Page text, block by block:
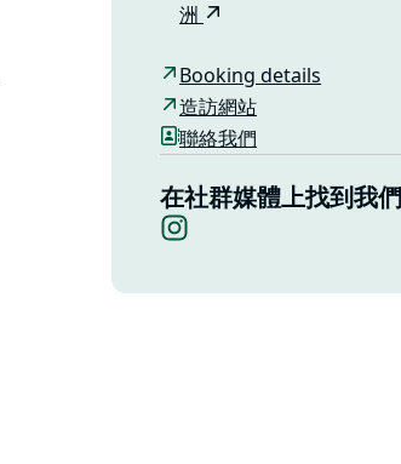
洲
Booking details
造訪網站
聯絡我們
在社群媒體上找到我們